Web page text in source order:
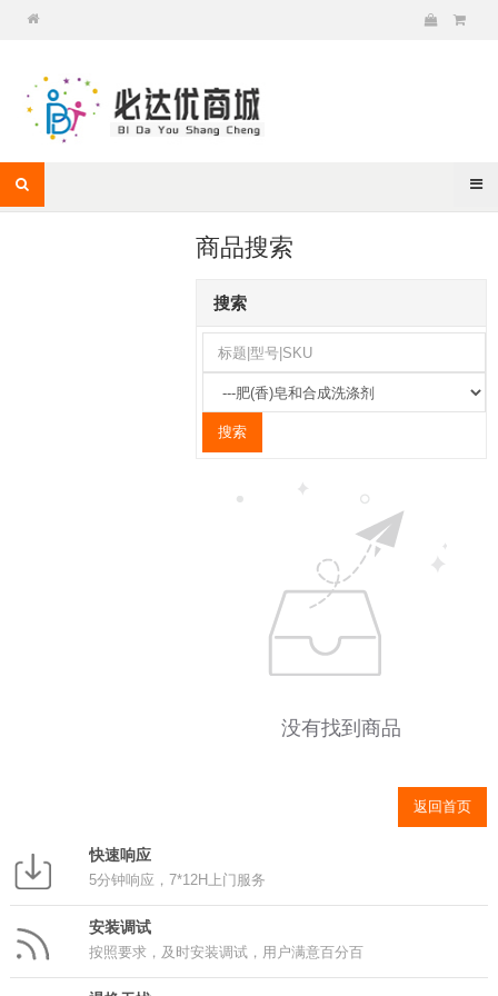
商品搜索
搜索
没有找到商品
返回首页
快速响应
5分钟响应，7*12H上门服务
安装调试
按照要求，及时安装调试，用户满意百分百